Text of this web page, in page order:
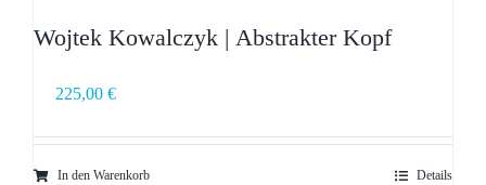
Wojtek Kowalczyk | Abstrakter Kopf
225,00 €
In den Warenkorb Details